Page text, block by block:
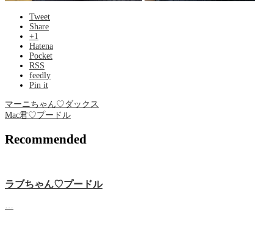
Tweet
Share
+1
Hatena
Pocket
RSS
feedly
Pin it
マーニちゃん♡ダックス
Mac君♡プードル
Recommended
ラブちゃん♡プードル